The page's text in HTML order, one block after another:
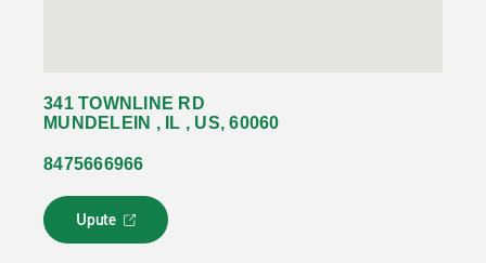
341 TOWNLINE RD
MUNDELEIN , IL , US, 60060
8475666966
Upute
L
i